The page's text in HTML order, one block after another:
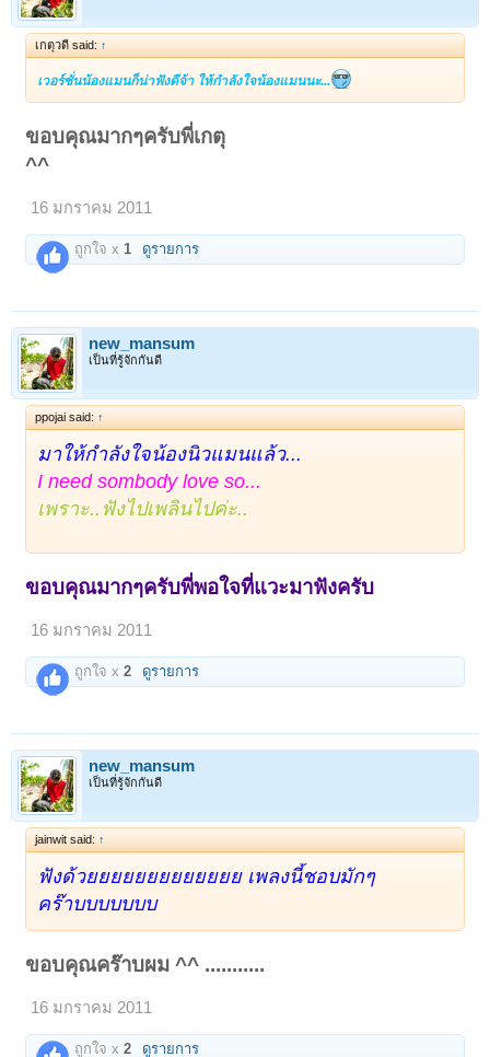
เกตุวดี said: ↑
เวอร์ชั่นน้องแมนก็น่าฟังดีจ้า ให้กำลังใจน้องแมนนะ...
ขอบคุณมากๆครับพี่เกตุ
^^
16 มกราคม 2011
ถูกใจ x1 ดูรายการ
new_mansum
เป็นที่รู้จักกันดี
ppojai said: ↑
มาให้กำลังใจน้องนิวแมนแล้ว...
I need sombody love so...
เพราะ..ฟังไปเพลินไปค่ะ..
ขอบคุณมากๆครับพี่พอใจที่แวะมาฟังครับ
16 มกราคม 2011
ถูกใจ x2 ดูรายการ
new_mansum
เป็นที่รู้จักกันดี
jainwit said: ↑
ฟังด้วยยยยยยยยยยยยย เพลงนี้ชอบมักๆ
คร๊าบบบบบบบ
ขอบคุณคร๊าบผม ^^ ...........
16 มกราคม 2011
ถูกใจ x2 ดูรายการ